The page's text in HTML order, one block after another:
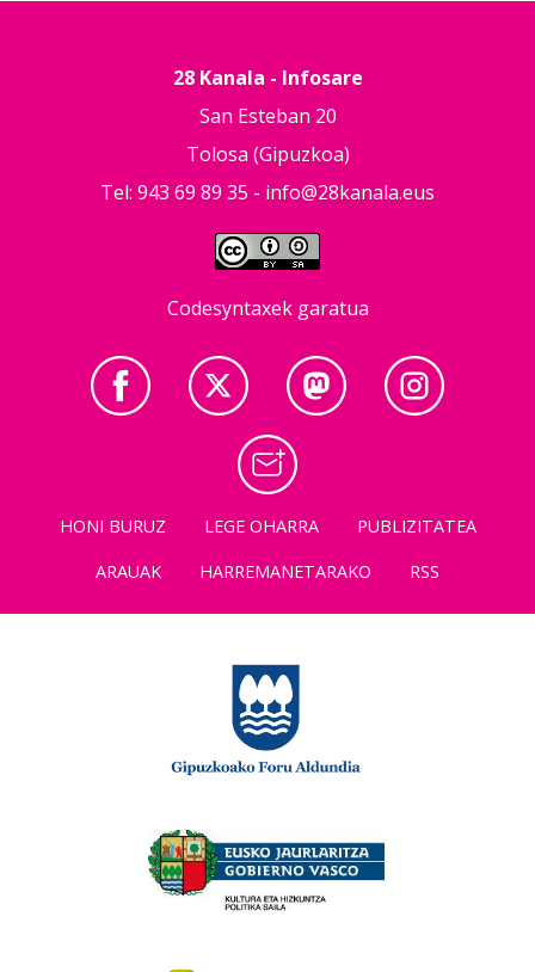
28 Kanala - Infosare
San Esteban 20
Tolosa (Gipuzkoa)
Tel: 943 69 89 35 - info@28kanala.eus
Codesyntaxek garatua
HONI BURUZ LEGE OHARRA
PUBLIZITATEA
ARAUAK
HARREMANETARAKO RSS